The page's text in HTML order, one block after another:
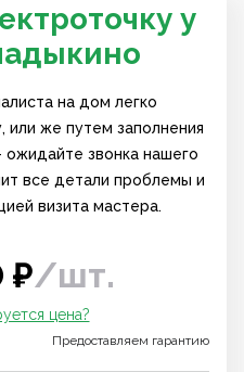
у
на дом легко
или же путем заполнения
звонка нашего
все детали проблемы и
визита мастера.
₽/шт.
цена?
Предоставляем гарантию